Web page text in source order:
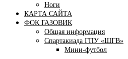
Ноги
КАРТА САЙТА
ФОК ГАЗОВИК
Общая информация
Спартакиада ГПУ «ШГВ»
Мини-футбол